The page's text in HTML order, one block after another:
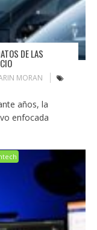
DE LAS
MORAN
años, la
enfocada